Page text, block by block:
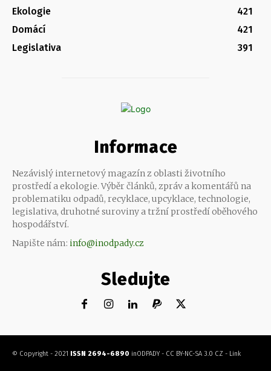
Ekologie
421
Domácí
421
Legislativa
391
Informace
Nezávislý internetový magazín z oblasti životního
prostředí a ekologie. Výběr článků, zpráv a komentářů na
problematiku odpadů, recyklace, upcyklace, technologie,
legislativa, druhotné suroviny a tržní prostředí oběhového
hospodářství.
Napište nám: info@inodpady.cz
Sledujte
© Copyright - 2021 ISSN 2694-6890 inODPADY - CC BY-NC-SA 3.0 CZ - Link